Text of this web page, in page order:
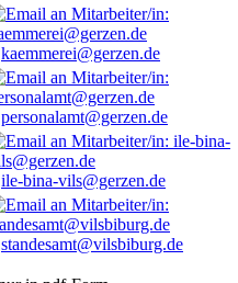
kaemmerei@gerzen.de
personalamt@gerzen.de
ile-bina-vils@gerzen.de
standesamt@vilsbiburg.de